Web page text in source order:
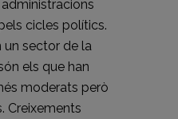
cicles polítics.
un sector de la
els que han
moderats però
Creixements